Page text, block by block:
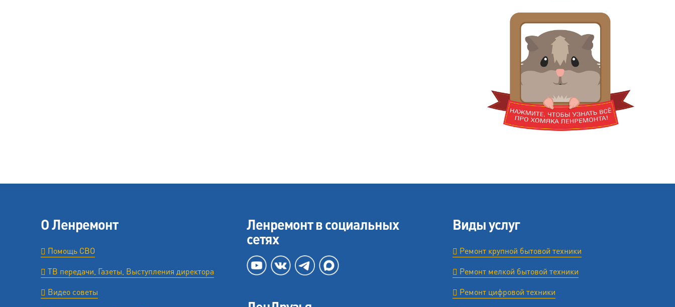
О Ленремонт
Помощь СВО
ТВ передачи, Газеты, Выступления директора
Видео советы
Ленремонт в социальных
сетях
Виды услуг
Ремонт крупной бытовой техники
Ремонт мелкой бытовой техники
Ремонт цифровой техники